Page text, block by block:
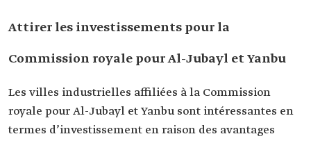
Attirer les investissements pour la
Commission royale pour Al-Jubayl et Yanbu
Les villes industrielles affiliées à la Commission
royale pour Al-Jubayl et Yanbu sont intéressantes en
termes d’investissement en raison des avantages